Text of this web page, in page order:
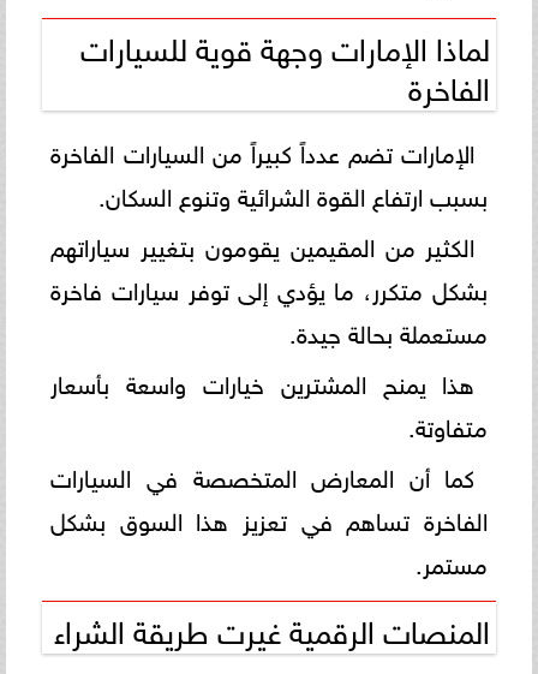
لماذا الإمارات وجهة قوية للسيارات
الفاخرة
الإمارات تضم عدداً كبيراً من السيارات الفاخرة
بسبب ارتفاع القوة الشرائية وتنوع السكان.
الكثير من المقيمين يقومون بتغيير سياراتهم
بشكل متكرر، ما يؤدي إلى توفر سيارات فاخرة
مستعملة بحالة جيدة.
هذا يمنح المشترين خيارات واسعة بأسعار
متفاوتة.
كما أن المعارض المتخصصة في السيارات
الفاخرة تساهم في تعزيز هذا السوق بشكل
مستمر.
المنصات الرقمية غيرت طريقة الشراء